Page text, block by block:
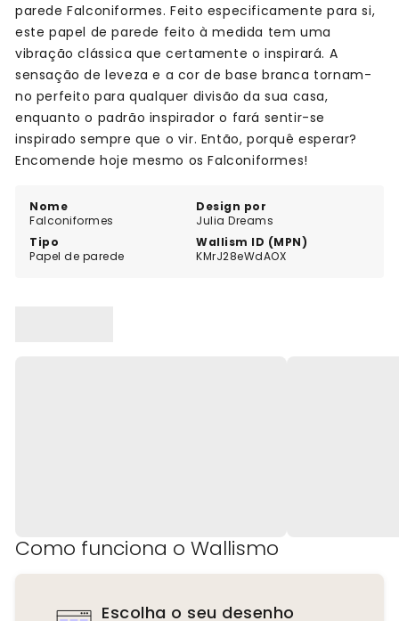
Nome
Falconiformes
Design por
Julia Dreams
Tipo
Papel de parede
Wallism ID (MPN)
KMrJ28eWdAOX
parede Falconiformes. Feito especificamente para si,
este papel de parede feito à medida tem uma
vibração clássica que certamente o inspirará. A
sensação de leveza e a cor de base branca tornam-
no perfeito para qualquer divisão da sua casa,
enquanto o padrão inspirador o fará sentir-se
inspirado sempre que o vir. Então, porquê esperar?
Encomende hoje mesmo os Falconiformes!
Como funciona o Wallismo
Escolha o seu desenho